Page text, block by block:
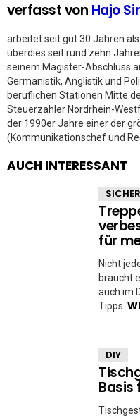
verfasst von Hajo
arbeitet seit gut 30 Jahren
überdies seit rund zehn
seinem Magister-Abschluss
Germanistik, Anglistik und
beruflichen Stationen Mitte
Steuerzahler Nordrhein-
der 1990er Jahre einer der
(Kommunikationschef und
AUCH INTERESSANT
für
Nicht
braucht
auch im
Tipps.
DIY
Basis